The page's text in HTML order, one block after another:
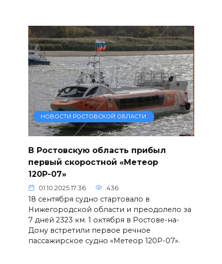
НОВОСТИ РОСТОВСКОЙ ОБЛАСТИ
В Ростовскую область прибыл
первый скоростной «Метеор
120Р-07»
01.10.2025 17:36 436
18 сентября судно стартовало в
Нижегородской области и преодолело за
7 дней 2323 км. 1 октября в Ростове-на-
Дону встретили первое речное
пассажирское судно «Метеор 120Р-07».